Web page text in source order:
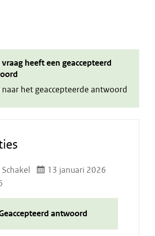
vraag heeft een geaccepteerd
naar het geaccepteerde antwoord
13 januari 2026
antwoord